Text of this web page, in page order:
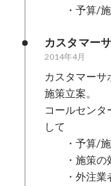
・予算/施
カスタマー
2014年4月
カスタマーサ
施策立案。
コールセンタ
して
・予算/施
・施策の
・外注業者